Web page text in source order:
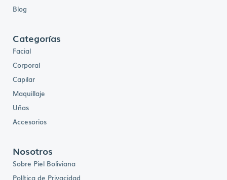
Blog
Categorías
Facial
Corporal
Capilar
Maquillaje
Uñas
Accesorios
Nosotros
Sobre Piel Boliviana
Política de Privacidad